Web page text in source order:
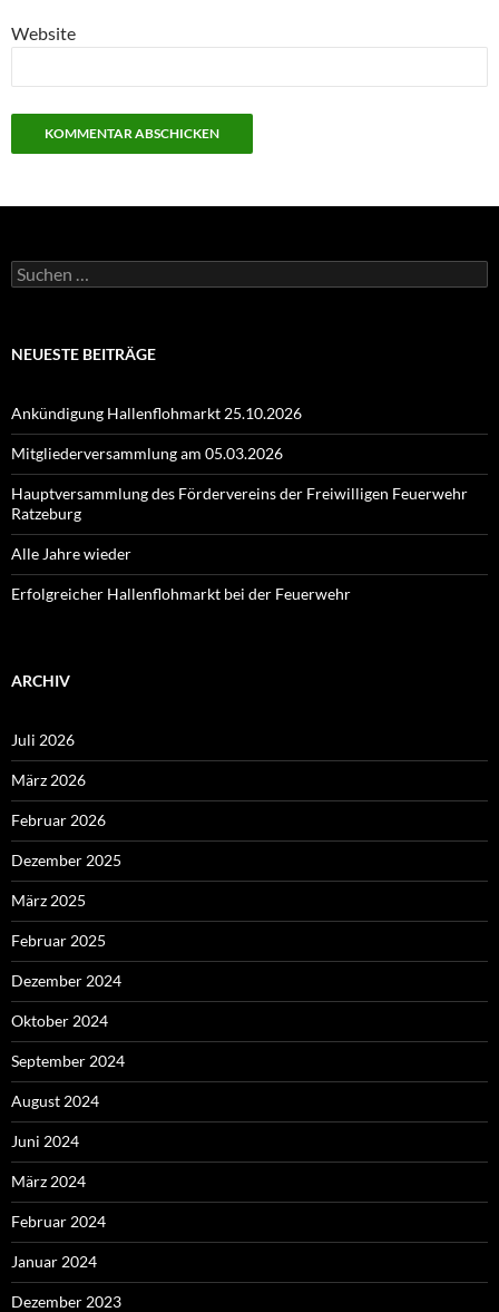
Website
Suchen
nach:
NEUESTE BEITRÄGE
Ankündigung Hallenflohmarkt 25.10.2026
Mitgliederversammlung am 05.03.2026
Hauptversammlung des Fördervereins der Freiwilligen Feuerwehr
Ratzeburg
Alle Jahre wieder
Erfolgreicher Hallenflohmarkt bei der Feuerwehr
ARCHIV
Juli 2026
März 2026
Februar 2026
Dezember 2025
März 2025
Februar 2025
Dezember 2024
Oktober 2024
September 2024
August 2024
Juni 2024
März 2024
Februar 2024
Januar 2024
Dezember 2023